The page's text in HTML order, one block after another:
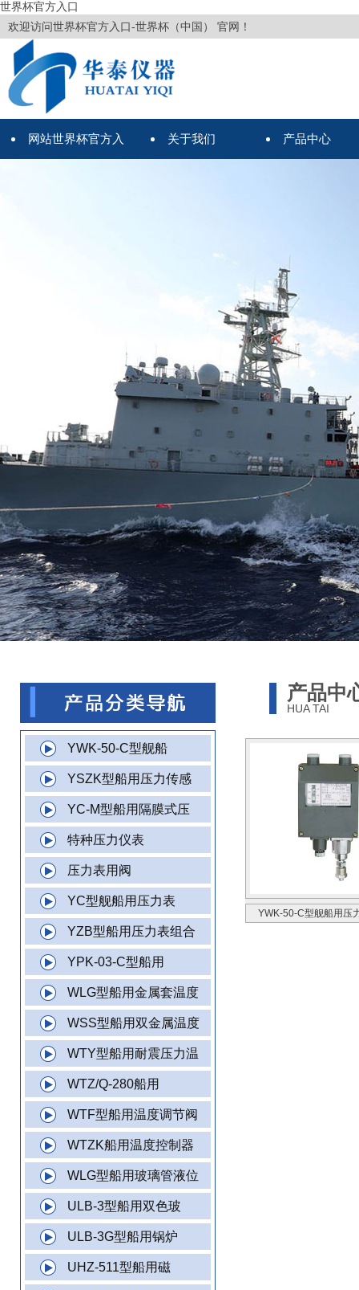
世界杯官方入口
欢迎访问世界杯官方入口-世界杯（中国） 官网！
网站世界杯官方入 关于我们 产品中心
YWK-50-C型舰船
YSZK型船用压力传感
YC-M型船用隔膜式压
特种压力仪表
压力表用阀
YC型舰船用压力表
YZB型船用压力表组合
YPK-03-C型船用
WLG型船用金属套温度
WSS型船用双金属温度
WTY型船用耐震压力温
WTZ/Q-280船用
WTF型船用温度调节阀
WTZK船用温度控制器
WLG型船用玻璃管液位
ULB-3型船用双色玻
ULB-3G型船用锅炉
UHZ-511型船用磁
产品中
HUA TAI
YWK-50-C型舰船用压